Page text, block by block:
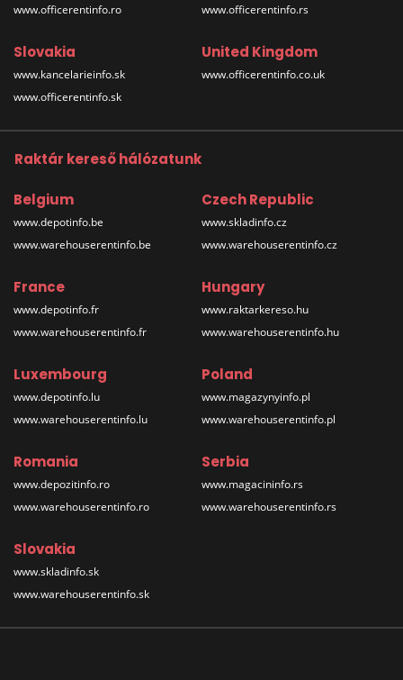
www.officerentinfo.ro
www.officerentinfo.rs
Slovakia
www.kancelarieinfo.sk
www.officerentinfo.sk
United Kingdom
www.officerentinfo.co.uk
Raktár kereső hálózatunk
Belgium
www.depotinfo.be
www.warehouserentinfo.be
Czech Republic
www.skladinfo.cz
www.warehouserentinfo.cz
France
www.depotinfo.fr
www.warehouserentinfo.fr
Hungary
www.raktarkereso.hu
www.warehouserentinfo.hu
Luxembourg
www.depotinfo.lu
www.warehouserentinfo.lu
Poland
www.magazynyinfo.pl
www.warehouserentinfo.pl
Romania
www.depozitinfo.ro
www.warehouserentinfo.ro
Serbia
www.magacininfo.rs
www.warehouserentinfo.rs
Slovakia
www.skladinfo.sk
www.warehouserentinfo.sk